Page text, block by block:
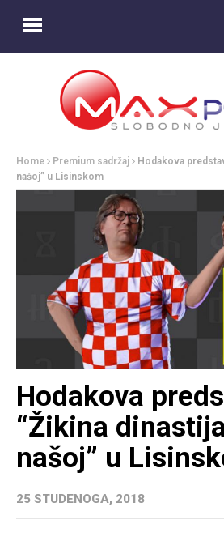
Home Premium sadržaj
Hodakova
našoj” u Lisinskom
Hodakova
“Žikina
našoj” u
25 STUDENOGA, 2018